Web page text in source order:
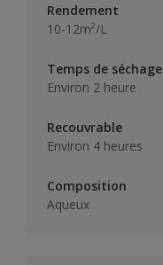
Rendement
10-12m²/L
Temps de séchage
Environ 2 heure
Recouvrable
Environ 4 heures
Composition
Aqueux